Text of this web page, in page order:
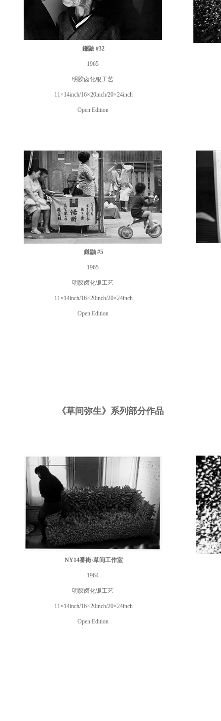
鎌鼬 #32
1965
明胶卤化银工艺
11×14inch/16×20inch/20×24inch
Open Edition
鎌鼬 #5
1965
明胶卤化银工艺
11×14inch/16×20inch/20×24inch
Open Edition
《草间弥生》系列部分作品
NY14番街·草间工作室
1964
明胶卤化银工艺
11×14inch/16×20inch/20×24inch
Open Edition